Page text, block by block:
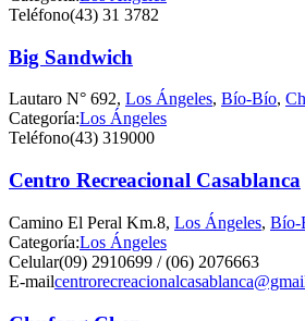
Teléfono(43) 31 3782
Big Sandwich
Lautaro N° 692, Los Ángeles, Bío-Bío,
Categoría:Los Ángeles
Teléfono(43) 319000
Centro Recreacional Casablanca
Camino El Peral Km.8, Los Ángeles, Bío-
Categoría:Los Ángeles
Celular(09) 2910699 / (06) 2076663
E-mail